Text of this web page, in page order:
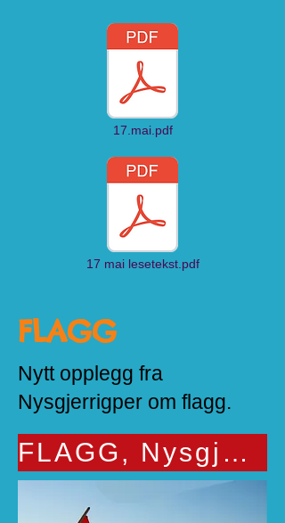
17.mai.pdf
17 mai lesetekst.pdf
FLAGG
Nytt opplegg fra
Nysgjerrigper om flagg.
FLAGG, Nysgjerrigper